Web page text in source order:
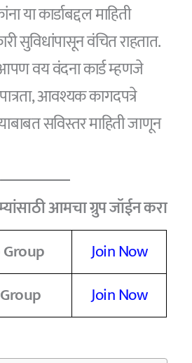
या कार्डाबद्दल माहिती
सुविधांपासून वंचित राहतात.
वय वंदना कार्ड म्हणजे
आवश्यक कागदपत्रे
सविस्तर माहिती जाणून
आमचा ग्रुप जॉईन करा
Join Now
Join Now